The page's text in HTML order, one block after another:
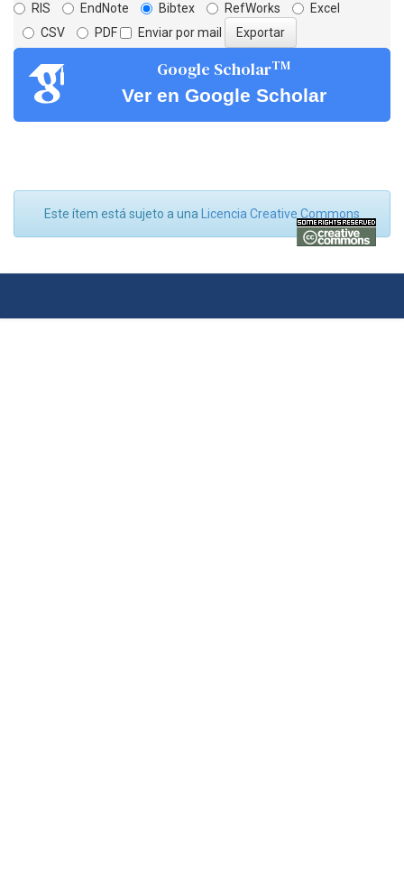
RIS
EndNote Bibtex RefWorks
Excel
CSV
PDF Enviar por mail
Google ScholarTM
Ver en Google Scholar
Este ítem está sujeto a una Licencia Creative Commons